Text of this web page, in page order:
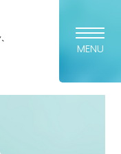
MENU